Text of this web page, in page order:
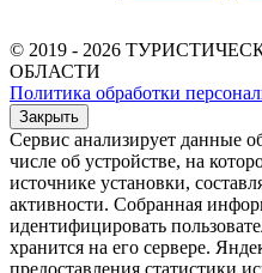
© 2019 - 2026
ОБЛАСТИ
Политика обработки
Закрыть
Сервис анализирует данные
числе об устройстве, на
источнике установки,
активности. Собранная
идентифицировать
хранится на его сервере.
предоставления статистики